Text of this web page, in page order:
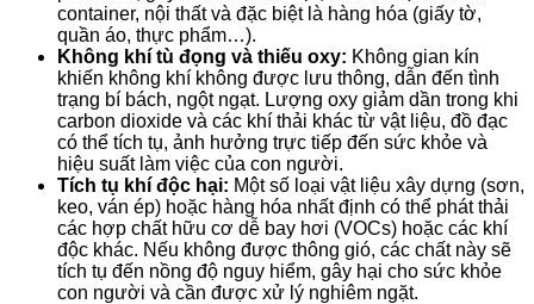
container, nội thất và đặc biệt là hàng hóa (giấy tờ,
quần áo, thực phẩm…).
Không khí tù đọng và thiếu oxy: Không gian kín
khiến không khí không được lưu thông, dẫn đến tình
trạng bí bách, ngột ngạt. Lượng oxy giảm dần trong khi
carbon dioxide và các khí thải khác từ vật liệu, đồ đạc
có thể tích tụ, ảnh hưởng trực tiếp đến sức khỏe và
hiệu suất làm việc của con người.
Tích tụ khí độc hại: Một số loại vật liệu xây dựng (sơn,
keo, ván ép) hoặc hàng hóa nhất định có thể phát thải
các hợp chất hữu cơ dễ bay hơi (VOCs) hoặc các khí
độc khác. Nếu không được thông gió, các chất này sẽ
tích tụ đến nồng độ nguy hiểm, gây hại cho sức khỏe
con người và cần được xử lý nghiêm ngặt.